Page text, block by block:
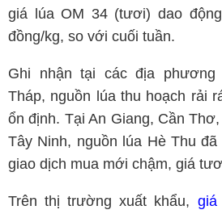
giá lúa OM 34 (tươi) dao
đồng/kg, so với cuối tuần.
Ghi nhận tại các địa
Tháp, nguồn lúa thu hoạch rải
ổn định. Tại An Giang, Cần
Tây Ninh, nguồn lúa Hè Thu
giao dịch mua mới chậm, giá
Trên thị trường xuất khẩu, giá